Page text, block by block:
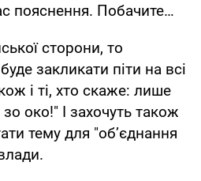
пояснення. Побачите…
сторони, то
закликати піти на всі
і ті, хто скаже: лише
око!" І захочуть також
тему для "обʼєднання